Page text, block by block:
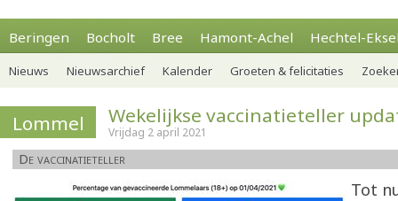
Beringen Bocholt Bree Hamont-Achel Hechtel-
Nieuws Nieuwsarchief Kalender Groeten & felicitaties
Lommel Wekelijkse vaccinatieteller
Vrijdag 2 april 2021
De vaccinatieteller
Tot